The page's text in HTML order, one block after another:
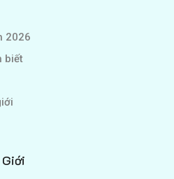
2026
biết